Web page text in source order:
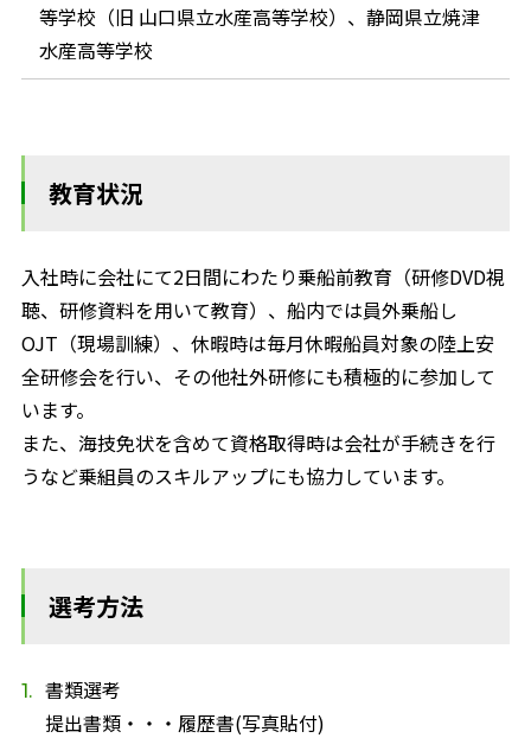
等学校（旧 山口県立水産高等学校）、静岡県立焼津
水産高等学校
教育状況
入社時に会社にて2日間にわたり乗船前教育（研修DVD視
聴、研修資料を用いて教育）、船内では員外乗船し
OJT（現場訓練）、休暇時は毎月休暇船員対象の陸上安
全研修会を行い、その他社外研修にも積極的に参加して
います。
また、海技免状を含めて資格取得時は会社が手続きを行
うなど乗組員のスキルアップにも協力しています。
選考方法
書類選考
提出書類・・・履歴書(写真貼付)